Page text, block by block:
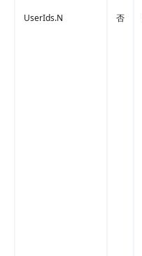
UserIds.N 否